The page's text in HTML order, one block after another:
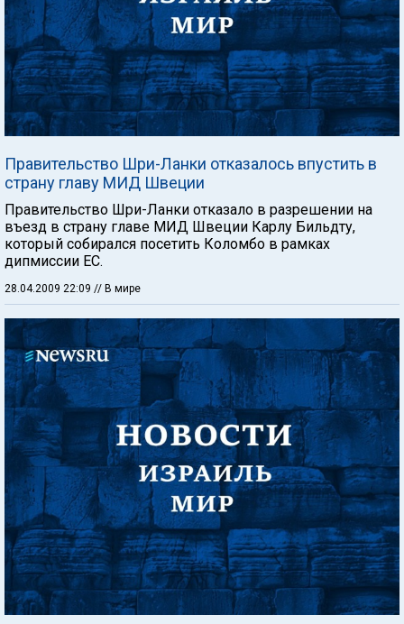
Правительство Шри-Ланки отказалось впустить в
страну главу МИД Швеции
Правительство Шри-Ланки отказало в разрешении на
въезд в страну главе МИД Швеции Карлу Бильдту,
который собирался посетить Коломбо в рамках
дипмиссии ЕС.
28.04.2009 22:09 // В мире